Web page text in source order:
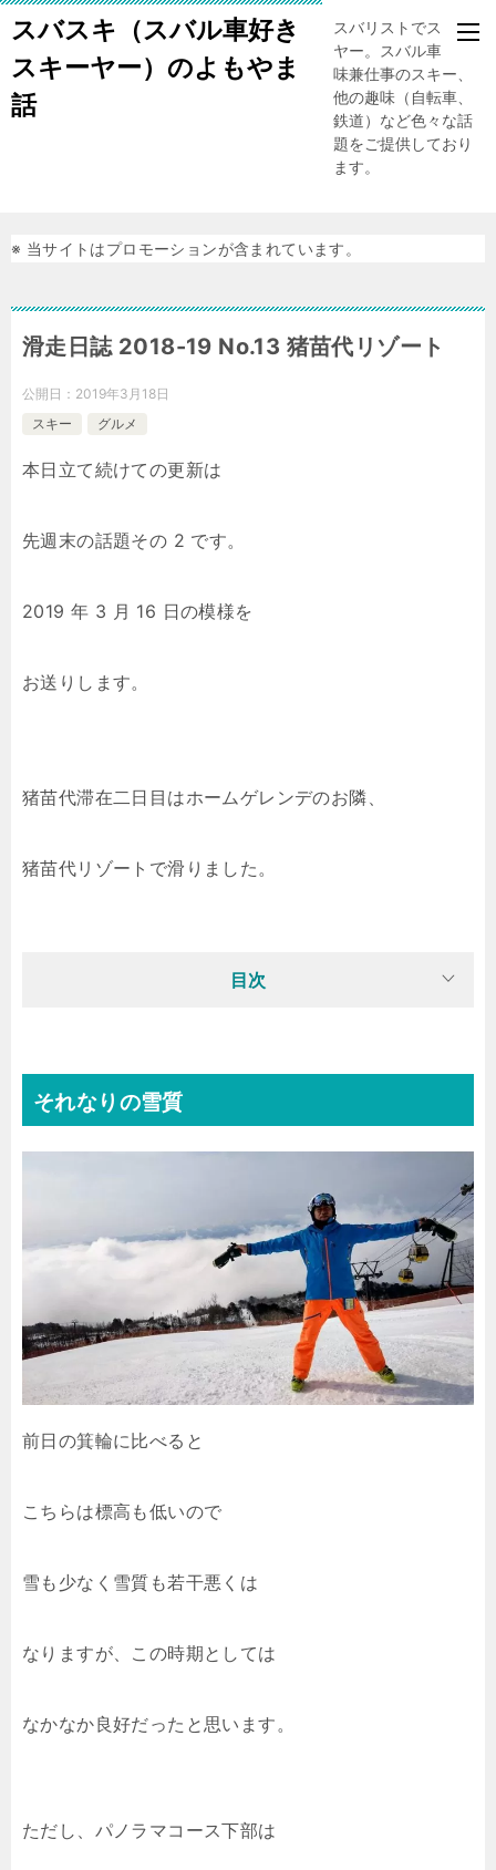
スバスキ（スバル車好き
スキーヤー）のよもやま
話
スバリストでスキー
ヤー。スバル車、趣
味兼仕事のスキー、
他の趣味（自転車、
鉄道）など色々な話
題をご提供しており
ます。
※ 当サイトはプロモーションが含まれています。
滑走日誌 2018-19 No.13 猪苗代リゾート
公開日： 2019年3月18日
スキー
グルメ
本日立て続けての更新は
先週末の話題その 2 です。
2019 年 3 月 16 日の模様を
お送りします。
猪苗代滞在二日目はホームゲレンデのお隣、
猪苗代リゾートで滑りました。
目次
それなりの雪質
前日の箕輪に比べると
こちらは標高も低いので
雪も少なく雪質も若干悪くは
なりますが、この時期としては
なかなか良好だったと思います。
ただし、パノラマコース下部は